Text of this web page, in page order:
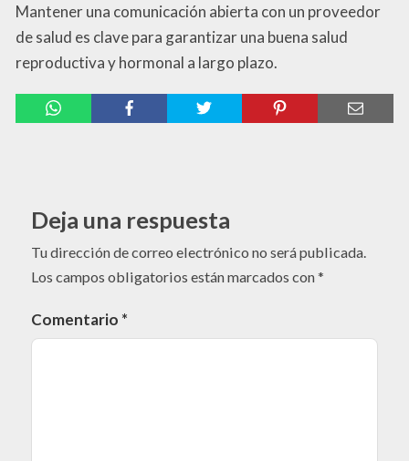
Mantener una comunicación abierta con un proveedor
de salud es clave para garantizar una buena salud
reproductiva y hormonal a largo plazo.
Deja una respuesta
Tu dirección de correo electrónico no será publicada.
Los campos obligatorios están marcados con*
Comentario *